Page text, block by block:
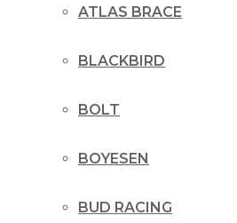
ATLAS BRACE
BLACKBIRD
BOLT
BOYESEN
BUD RACING